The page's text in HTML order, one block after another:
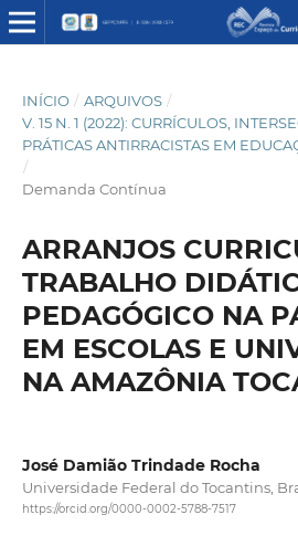
INÍCIO / ARQUIVOS /
V. 15 N. 1 (2022): CURRÍCULOS,
PRÁTICAS ANTIRRACISTAS EM
/
Demanda Contínua
ARRANJOS
TRABALHO
PEDAGÓGICO NA
EM ESCOLAS E
NA AMAZÔNIA
José Damião Trindade Rocha
Universidade Federal do Tocantins,
https://orcid.org/0000-0002-5788-7517